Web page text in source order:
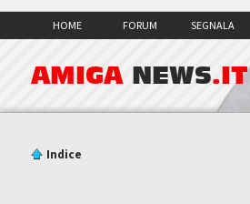
HOME FORUM SEGNALA
AMIGA NEWS.IT
Indice